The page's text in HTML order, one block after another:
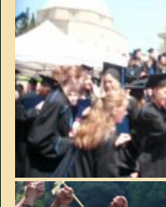
Image